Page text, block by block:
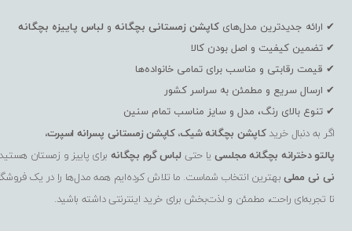
✔ ارائه جدیدترین مدل‌های کاپشن زمستانی بچگانه و لباس پاییزه بچگانه
✔ تضمین کیفیت و اصل بودن کالا
✔ قیمت رقابتی و مناسب برای تمامی خانواده‌ها
✔ ارسال سریع و مطمئن به سراسر کشور
✔ تنوع بالای رنگ، مدل و سایز مناسب تمام سنین
اگر به دنبال خریدکاپشن بچگانه شیک،کاپشن زمستانی پسرانه اسپرت،
پالتو دخترانه بچگانه مجلسی یا حتی لباس گرم بچگانه برای پاییز و زمستان
نی نی مملیبهترین انتخاب شماست. ما تلاش کرده‌ایم همه مدل‌ها را در یک
تا تجربه‌ای راحت، مطمئن و لذت‌بخش برای خرید اینترنتی داشته باشید.